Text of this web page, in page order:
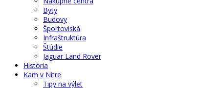
Byty
Budovy
Športoviská
Infraštruktúra
Štúdie
Jaguar Land Rover
História
Kam v Nitre
Tipy na výlet